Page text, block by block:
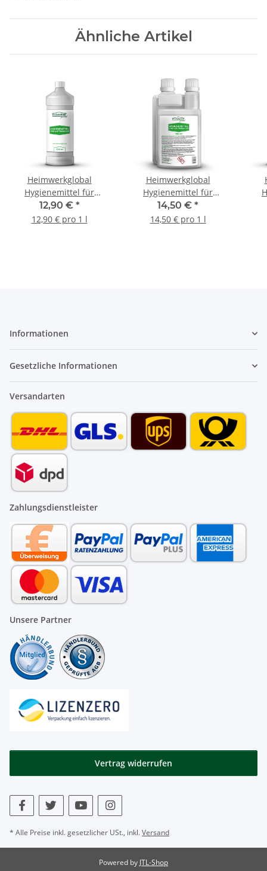
Ähnliche Artikel
Heimwerkglobal
Hygienemittel für
Luftwäscher Luftreiniger
Luftbefeuchter 1000ml
12,90 € *
12,90 € pro 1 l
Heimwerkglobal
Hygienemittel für
1000ml mit Dosierholfe
Luftwäscher Luftreiniger
14,50 € *
14,50 € pro 1 l
Informationen
Gesetzliche Informationen
Versandarten
Zahlungsdienstleister
Unsere Partner
Vertrag widerrufen
* Alle Preise inkl. gesetzlicher USt., inkl.Versand
Powered by JTL-Shop